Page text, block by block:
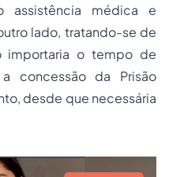
assistência médica e
lado, tratando-se de
importaria o tempo de
concessão da Prisão
desde que necessária